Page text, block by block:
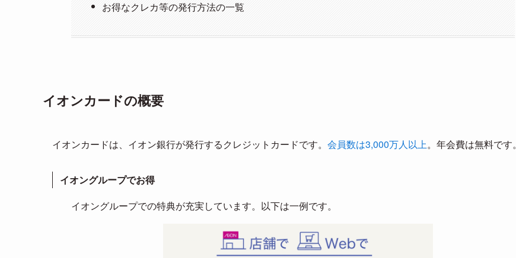
お得なクレカ等の発行方法の一覧
イオンカードの概要
イオンカードは、イオン銀行が発行するクレジットカードです。 会員数は3,000万人以上。年会費は無料です。
イオングループでお得
イオングループでの特典が充実しています。以下は一例です。